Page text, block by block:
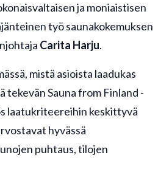
ja moniaistisen
työ saunakokemuksen
Carita Harju.
mistä asioista laadukas
tekevän Sauna from Finland -
laatukriteereihin keskittyvä
hyvässä
puhtaus, tilojen